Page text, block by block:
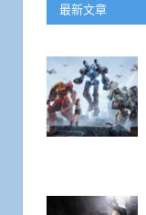
最新文章